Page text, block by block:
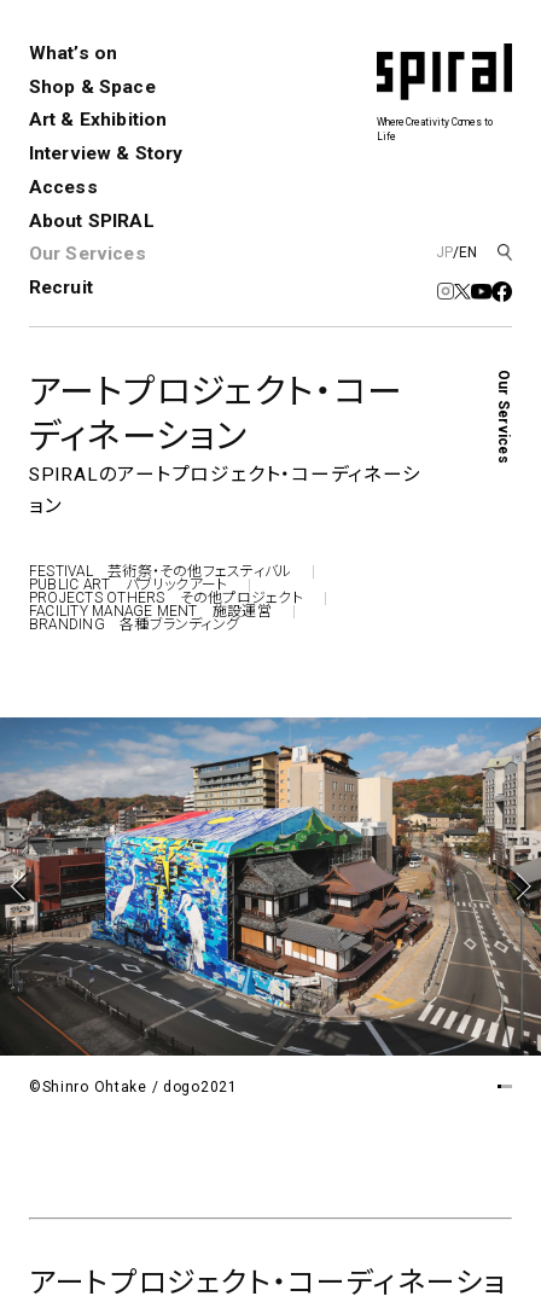
What’s on
Shop & Space
Art & Exhibition
Interview & Story
Access
About SPIRAL
Our Services
Recruit
JP/EN
Where Creativity Comes to
Life
Spiral
新丸ビル
Spiral Market 6
アトレ吉祥寺
KITTE丸の内
Spiral Hall
Nail Salon
Spiral Nail Salon 青山
Spiral Nail Salon NEWoMan
⾼輪
naila 横浜ランドマーク
naila 大宮そごう
Café3
Spiral Café 青山
Spiral Garden 福岡ワンビル
CAFE AALTO 新丸ビル
Spiral Rendezvous
Store 1
Others3
MoN Kitchen by Spiral
Exhibition
展覧会やイベント
演劇やダンス、ライブ公演、イベント
Art Projects
アートプロジェクト・イベント
若手作家の発掘・育成・支援を目的
とした
公募展形式のアートフェスティ
Spiral Schole
SPIRALのご紹介
建築について History&Archive
採用情報 お問い合わせ
レンタルスペース
コンサルティング 商品開発
新卒採用
アルバイト・その他
アートプロジェクト・コー
ディネーション
SPIRALのアートプロジェクト・コーディネーシ
ョン
Our Services
FESTIVAL 芸術祭・その他フェスティバル
PUBLIC ART パブリックアート
PROJECTS OTHERS その他プロジェクト
FACILITY MANAGE MENT 施設運営
BRANDING 各種ブランディング
©Shinro Ohtake / dogo2021
アートプロジェクト・コーディネーショ